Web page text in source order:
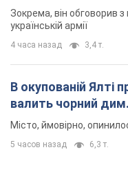
Зокрема, він обговорив
українській армії
4 часа назад 3,4 т.
В окупованій Ялті
валить чорний
Місто, ймовірно,
5 часов назад 6,3 т.